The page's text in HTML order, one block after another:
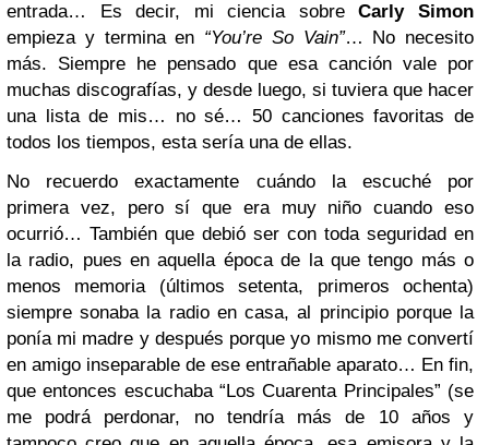
entrada… Es decir, mi ciencia sobreCarly Simon
empieza y termina en “You’re So Vain”… No necesito
más. Siempre he pensado que esa canción vale por
muchas discografías, y desde luego, si tuviera que hacer
una lista de mis… no sé… 50 canciones favoritas de
todos los tiempos, esta sería una de ellas.
No recuerdo exactamente cuándo la escuché por
primera vez, pero sí que era muy niño cuando eso
ocurrió… También que debió ser con toda seguridad en
la radio, pues en aquella época de la que tengo más o
menos memoria (últimos setenta, primeros ochenta)
siempre sonaba la radio en casa, al principio porque la
ponía mi madre y después porque yo mismo me convertí
en amigo inseparable de ese entrañable aparato… En fin,
que entonces escuchaba “Los Cuarenta Principales” (se
me podrá perdonar, no tendría más de 10 años y